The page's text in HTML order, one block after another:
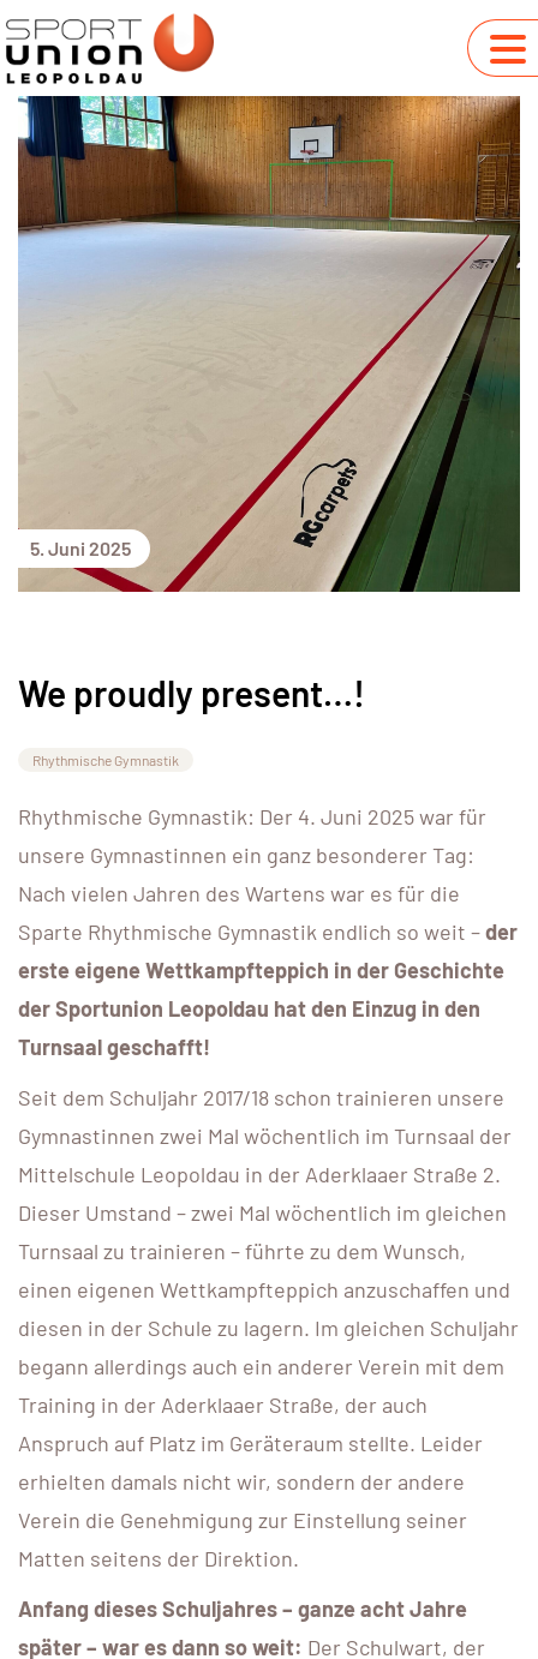
5. Juni 2025
We proudly present…!
Rhythmische Gymnastik
Rhythmische Gymnastik: Der 4. Juni 2025 war für
unsere Gymnastinnen ein ganz besonderer Tag:
Nach vielen Jahren des Wartens war es für die
Sparte Rhythmische Gymnastik endlich so weit –der
erste eigene Wettkampfteppich in der Geschichte
der Sportunion Leopoldau hat den Einzug in den
Turnsaal geschafft!
Seit dem Schuljahr 2017/18 schon trainieren unsere
Gymnastinnen zwei Mal wöchentlich im Turnsaal der
Mittelschule Leopoldau in der Aderklaaer Straße 2.
Dieser Umstand – zwei Mal wöchentlich im gleichen
Turnsaal zu trainieren – führte zu dem Wunsch,
einen eigenen Wettkampfteppich anzuschaffen und
diesen in der Schule zu lagern. Im gleichen Schuljahr
begann allerdings auch ein anderer Verein mit dem
Training in der Aderklaaer Straße, der auch
Anspruch auf Platz im Geräteraum stellte. Leider
erhielten damals nicht wir, sondern der andere
Verein die Genehmigung zur Einstellung seiner
Matten seitens der Direktion.
Anfang dieses Schuljahres – ganze acht Jahre
später – war es dann so weit: Der Schulwart, der